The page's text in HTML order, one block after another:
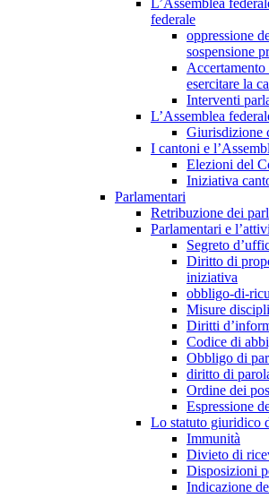
L’Assemblea
federale
oppressione
sospensione
Accertamento
esercitare la
Interventi
L’Assemblea
Giurisdizione
I cantoni e
Elezioni del
Iniziativa
Parlamentari
Retribuzione dei
Parlamentari e
Segreto
Diritto di
iniziativa
obbligo-di-
Misure
Diritti
Codice di
Obbligo di
diritto di
Ordine dei
Espressione
Lo statuto giuridico
Immunità
Divieto di
Disposizioni
Indicazione